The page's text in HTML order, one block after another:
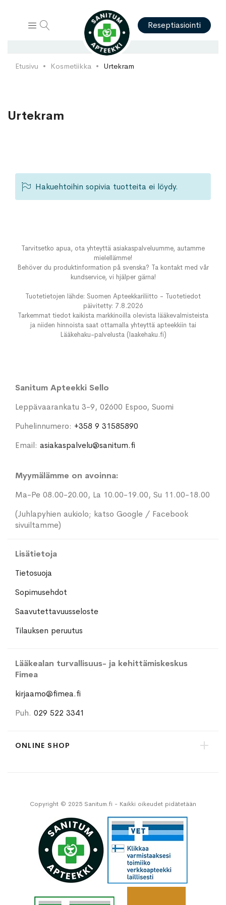
Reseptiasiointi
Etusivu Kosmetiikka Urtekram
Urtekram
Hakuehtoihin sopivia tuotteita ei löydy.
Tarvitsetko apua, ota yhteyttä asiakaspalveluumme, autamme
mielellämme!
Behöver du produktinformation på svenska? Ta kontakt med vår
kundservice, vi hjälper gärna!
Tuotetietojen lähde: Suomen Apteekkariliitto - Tuotetiedot
päivitetty: 7.8.2026
Tarkemmat tiedot kaikista markkinoilla olevista lääkevalmisteista
ja niiden hinnoista saat ottamalla yhteyttä apteekkiin tai
Lääkehaku-palvelusta (laakehaku.fi)
Sanitum Apteekki Sello
Leppävaarankatu 3-9, 02600 Espoo, Suomi
Puhelinnumero: +358 9 31585890
Email: asiakaspalvelu@sanitum.fi
Myymälämme on avoinna:
Ma-Pe 08.00-20.00, La 10.00-19.00, Su 11.00-18.00
(Juhlapyhien aukiolo; katso Google / Facebook
sivuiltamme)
Lisätietoja
Tietosuoja
Sopimusehdot
Saavutettavuusseloste
Tilauksen peruutus
Lääkealan turvallisuus- ja kehittämiskeskus
Fimea
kirjaamo@fimea.fi
Puh. 029 522 3341
ONLINE SHOP
Copyright © 2025 Sanitum.fi - Kaikki oikeudet pidätetään